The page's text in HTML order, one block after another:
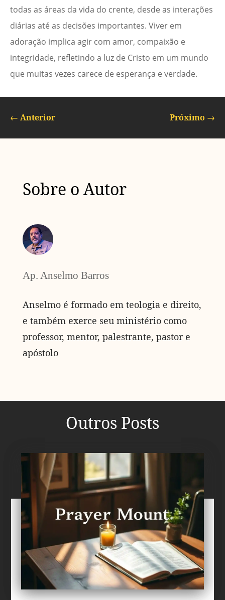
todas as áreas da vida do crente, desde as interações
diárias até as decisões importantes. Viver em
adoração implica agir com amor, compaixão e
integridade, refletindo a luz de Cristo em um mundo
que muitas vezes carece de esperança e verdade.
← Anterior Próximo →
Sobre o Autor
Ap. Anselmo Barros
Anselmo é formado em teologia e direito,
e também exerce seu ministério como
professor, mentor, palestrante, pastor e
apóstolo
Outros Posts